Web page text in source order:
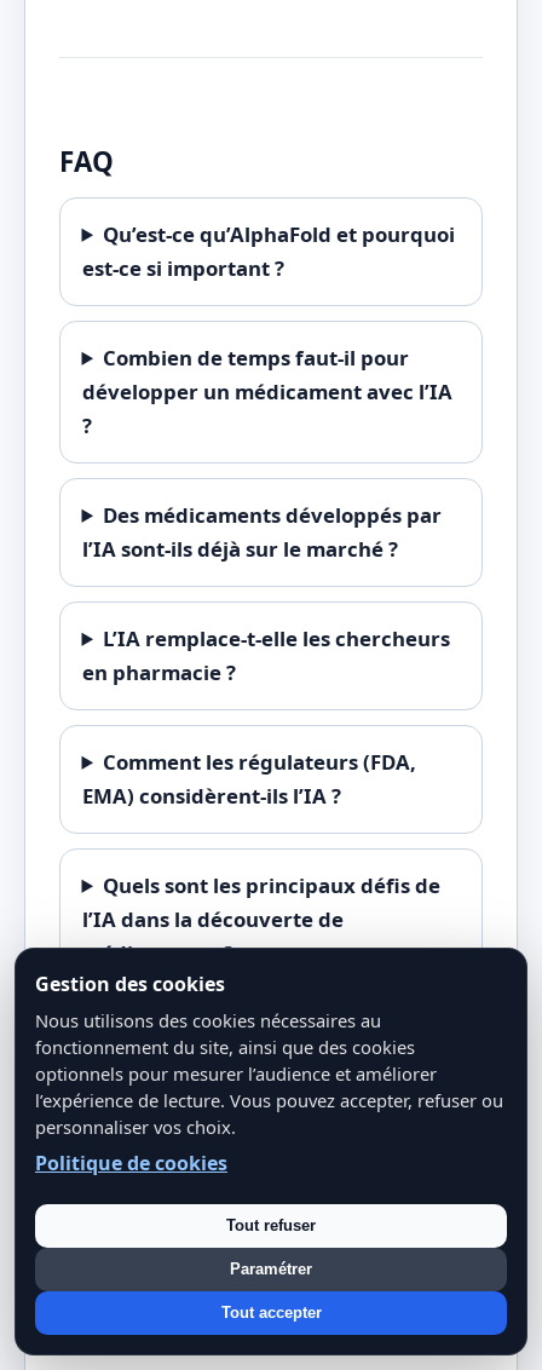
FAQ
Qu’est-ce qu’AlphaFold et pourquoi
est-ce si important ?
Combien de temps faut-il pour
développer un médicament avec l’IA
?
Des médicaments développés par
l’IA sont-ils déjà sur le marché ?
L’IA remplace-t-elle les chercheurs
en pharmacie ?
Comment les régulateurs (FDA,
EMA) considèrent-ils l’IA ?
Quels sont les principaux défis de
l’IA dans la découverte de
médicaments ?
L’AVENIR DE LA MÉDECINE EST ICI
Comprenez comment l’IA sauve des vies
et transforme le secteur médical dans
notre :Dossier spécial : L’IA au cœur de
la révolution médicale.
Gestion des cookies
Nous utilisons des cookies nécessaires au
fonctionnement du site, ainsi que des cookies
optionnels pour mesurer l’audience et améliorer
l’expérience de lecture. Vous pouvez accepter, refuser ou
personnaliser vos choix.
Politique de cookies
Tout refuser
Paramétrer
Tout accepter